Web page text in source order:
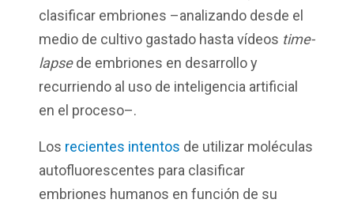
clasificar embriones –analizando desde el
medio de cultivo gastado hasta vídeos time-
lapsede embriones en desarrollo y
recurriendo al uso de inteligencia artificial
en el proceso–.
Los recientes intentos de utilizar moléculas
autofluorescentes para clasificar
embriones humanos en función de su